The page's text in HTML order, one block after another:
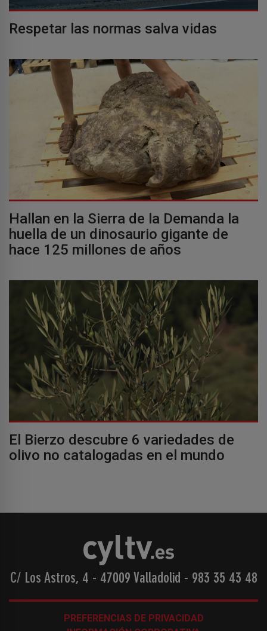
Respetar las normas salva vidas
Hallan en la Sierra de la Demanda la
huella de un dinosaurio gigante de
hace 125 millones de años
El Bierzo descubre 6 variedades de
olivo no catalogadas en el mundo
C/ Los Astros, 4 - 47009 Valladolid - 983 35 43 48
PREFERENCIAS DE PRIVACIDAD